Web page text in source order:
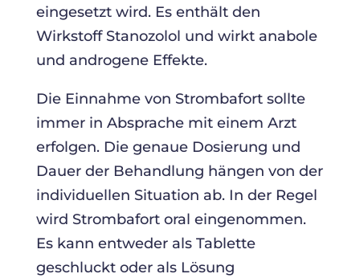
eingesetzt wird. Es enthält den
Wirkstoff Stanozolol und wirkt anabole
und androgene Effekte.
Die Einnahme von Strombafort sollte
immer in Absprache mit einem Arzt
erfolgen. Die genaue Dosierung und
Dauer der Behandlung hängen von der
individuellen Situation ab. In der Regel
wird Strombafort oral eingenommen.
Es kann entweder als Tablette
geschluckt oder als Lösung